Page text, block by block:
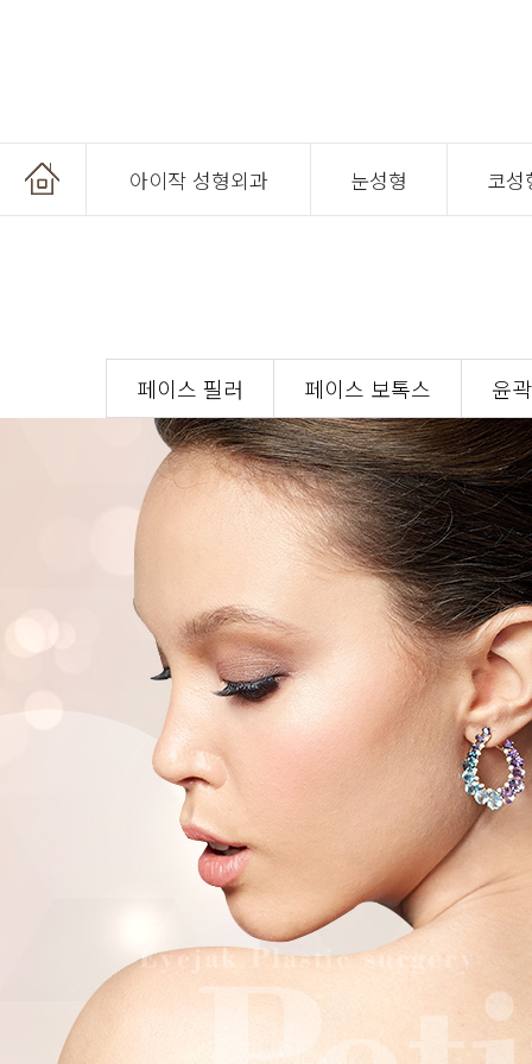
아이작 성형외과 눈성형 코성
온라인 예약
공지사항
전후사진
페이스 필러 페이스 보톡스 윤